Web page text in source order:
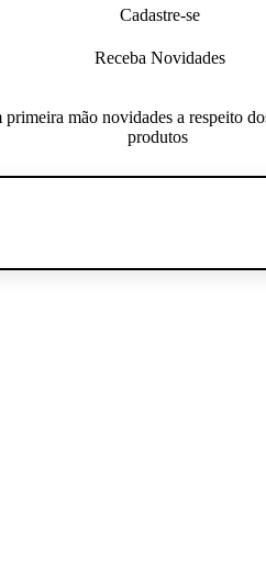
Cadastre-se
Receba Novidades
primeira mão novidades a respeito
produtos